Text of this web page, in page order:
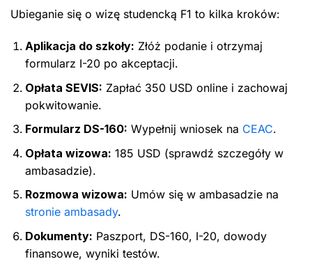
Ubieganie się o wizę studencką F1 to kilka kroków:
Aplikacja do szkoły: Złóż podanie i otrzymaj
formularz I-20 po akceptacji.
Opłata SEVIS: Zapłać 350 USD online i zachowaj
pokwitowanie.
Formularz DS-160: Wypełnij wniosek na CEAC.
Opłata wizowa: 185 USD (sprawdź szczegóły w
ambasadzie).
Rozmowa wizowa: Umów się w ambasadzie na
stronie ambasady.
Dokumenty: Paszport, DS-160, I-20, dowody
finansowe, wyniki testów.